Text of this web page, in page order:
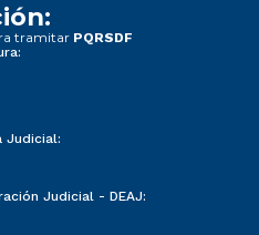
tramitar PQRSDF
Judicial:
Judicial - DEAJ: